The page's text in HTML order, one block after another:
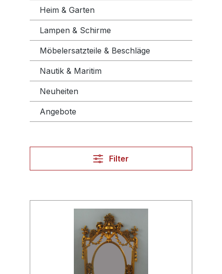
Heim & Garten
Lampen & Schirme
Möbelersatzteile & Beschläge
Nautik & Maritim
Neuheiten
Angebote
Filter